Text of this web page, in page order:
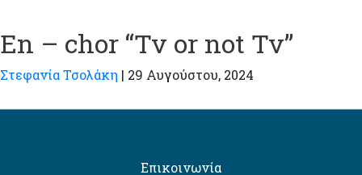
En – chor “Tv or not Tv”
Στεφανία Τσολάκη | 29 Αυγούστου, 2024
Επικοινωνία